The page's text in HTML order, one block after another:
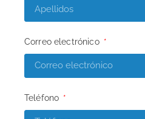
Correo electrónico
Teléfono